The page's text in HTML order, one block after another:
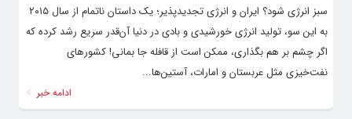
سبز انرژی شود؟ ایران و انرژی تجدیدپذیر؛ یک داستان ناتمام از سال ۲۰۱۵
به این سو، تولید انرژی خورشیدی و بادی در دنیا آن‌قدر سریع رشد کرده که
اگر چشم بر هم بگذاری، ممکن است از قافله جا بمانی! کشورهای
نفت‌خیزی مثل عربستان و امارات، آستین‌ها...
ادامه خبر